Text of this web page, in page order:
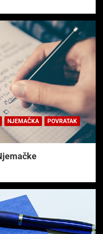
NJEMAČKA
POVRATAK